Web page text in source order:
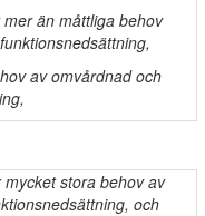
än måttliga behov
av omvårdnad och
stora behov av
och